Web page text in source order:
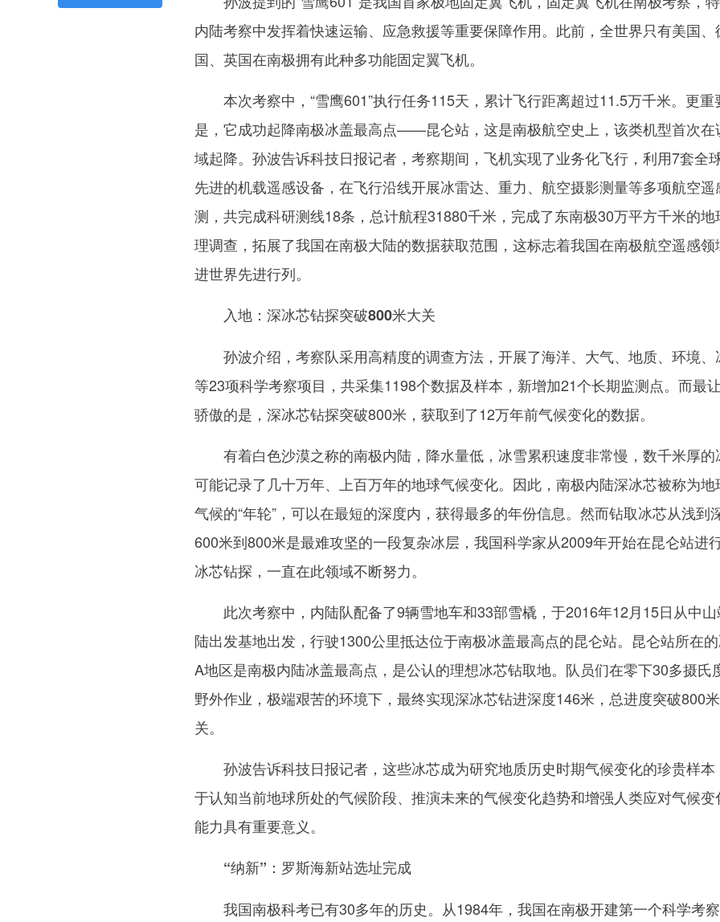
内陆考察中发挥着快速运输、应急救援等重要保障作用。此前，全世界只有美国、
国、英国在南极拥有此种多功能固定翼飞机。
本次考察中，“雪鹰601”执行任务115天，累计飞行距离超过11.5万千米。更重
是，它成功起降南极冰盖最高点——昆仑站，这是南极航空史上，该类机型首次在
域起降。孙波告诉科技日报记者，考察期间，飞机实现了业务化飞行，利用7套全
先进的机载遥感设备，在飞行沿线开展冰雷达、重力、航空摄影测量等多项航空遥
测，共完成科研测线18条，总计航程31880千米，完成了东南极30万平方千米的地
理调查，拓展了我国在南极大陆的数据获取范围，这标志着我国在南极航空遥感领
进世界先进行列。
入地：深冰芯钻探突破800米大关
孙波介绍，考察队采用高精度的调查方法，开展了海洋、大气、地质、环境、
等23项科学考察项目，共采集1198个数据及样本，新增加21个长期监测点。而最
骄傲的是，深冰芯钻探突破800米，获取到了12万年前气候变化的数据。
有着白色沙漠之称的南极内陆，降水量低，冰雪累积速度非常慢，数千米厚的
可能记录了几十万年、上百万年的地球气候变化。因此，南极内陆深冰芯被称为地
气候的“年轮”，可以在最短的深度内，获得最多的年份信息。然而钻取冰芯从浅到
600米到800米是最难攻坚的一段复杂冰层，我国科学家从2009年开始在昆仑站进
冰芯钻探，一直在此领域不断努力。
此次考察中，内陆队配备了9辆雪地车和33部雪橇，于2016年12月15日从中山
陆出发基地出发，行驶1300公里抵达位于南极冰盖最高点的昆仑站。昆仑站所在
A地区是南极内陆冰盖最高点，是公认的理想冰芯钻取地。队员们在零下30多摄氏
野外作业，极端艰苦的环境下，最终实现深冰芯钻进深度146米，总进度突破800
关。
孙波告诉科技日报记者，这些冰芯成为研究地质历史时期气候变化的珍贵样本
于认知当前地球所处的气候阶段、推演未来的气候变化趋势和增强人类应对气候变
能力具有重要意义。
“纳新”：罗斯海新站选址完成
我国南极科考已有30多年的历史。从1984年，我国在南极开建第一个科学考